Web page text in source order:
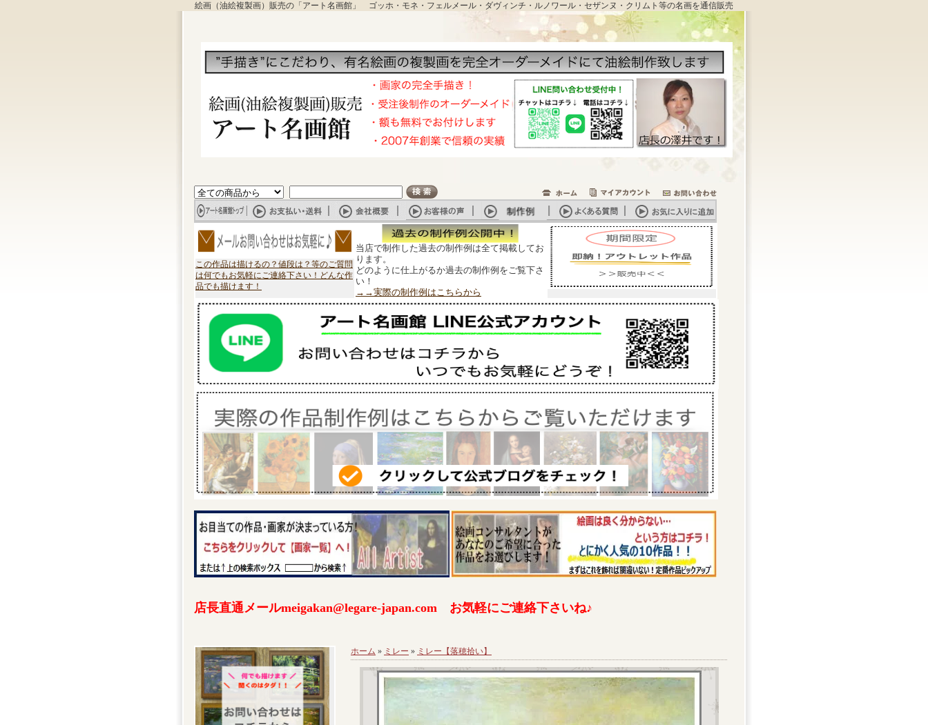
絵画（油絵複製画）販売の「アート名画館」 ゴッホ・モネ・フェルメール・ダヴィンチ・ルノワール・セザンヌ・クリムト等の名画を通信販売
この作品は描けるの？値段は？等のご質問
は何でもお気軽にご連絡下さい！どんな作
品でも描けます！
当店で制作した過去の制作例は全て掲載してお
ります。
どのように仕上がるか過去の制作例をご覧下さ
い！
→→実際の制作例はこちらから
店長直通メールmeigakan@legare-japan.com お気軽にご連絡下さいね♪
ホーム » ミレー » ミレー【落穂拾い】